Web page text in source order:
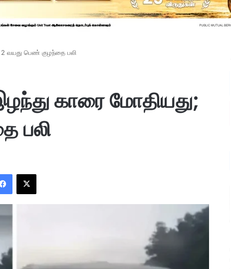
2 வயது பெண் குழந்தை பலி
காரை மோதியது;
பலி